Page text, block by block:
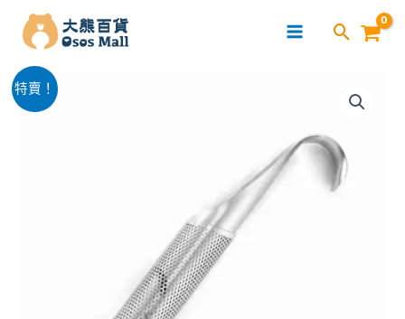
要特賣！
$54.00。$24.00。
Bennlife
不